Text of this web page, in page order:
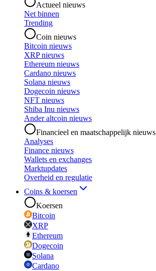
Actueel nieuws
Net binnen
Trending
Coin nieuws
Bitcoin nieuws
XRP nieuws
Ethereum nieuws
Cardano nieuws
Solana nieuws
Dogecoin nieuws
NFT nieuws
Shiba Inu nieuws
Ander altcoin nieuws
Financieel en maatschappelijk nieuws
Analyses
Finance nieuws
Wallets en exchanges
Marktupdates
Overheid en regulatie
Coins & koersen
Koersen
Bitcoin
XRP
Ethereum
Dogecoin
Solana
Cardano